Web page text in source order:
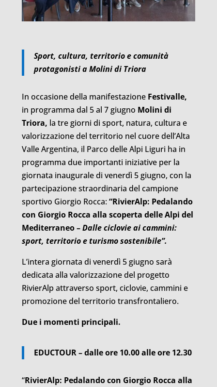
Sport, cultura, territorio e comunità
protagonisti a Molini di Triora
In occasione della manifestazione Festivalle,
in programma dal 5 al 7 giugno Molini di
Triora, la tre giorni di sport, natura, cultura e
valorizzazione del territorio nel cuore dell’Alta
Valle Argentina, il Parco delle Alpi Liguri ha in
programma due importanti iniziative per la
giornata inaugurale di venerdì 5 giugno, con la
partecipazione straordinaria del campione
sportivo Giorgio Rocca:“RivierAlp: Pedalando
con Giorgio Rocca alla scoperta delle Alpi del
Mediterraneo–Dalle ciclovie ai cammini:
sport, territorio e turismo sostenibile”.
L’intera giornata di venerdì 5 giugno sarà
dedicata alla valorizzazione del progetto
RivierAlp attraverso sport, ciclovie, cammini e
promozione del territorio transfrontaliero.
Due i momenti principali.
EDUCTOUR –dalle ore 10.00 alle ore 12.30
“RivierAlp: Pedalando con Giorgio Rocca alla